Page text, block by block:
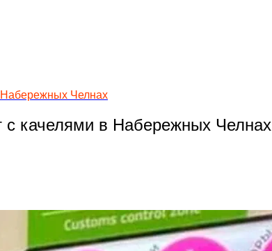
Набережных Челнах
качелями в Набережных Челнах